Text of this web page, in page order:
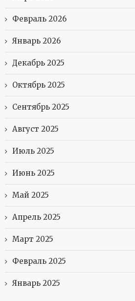
Февраль 2026
Январь 2026
Декабрь 2025
Октябрь 2025
Сентябрь 2025
Август 2025
Июль 2025
Июнь 2025
Май 2025
Апрель 2025
Март 2025
Февраль 2025
Январь 2025